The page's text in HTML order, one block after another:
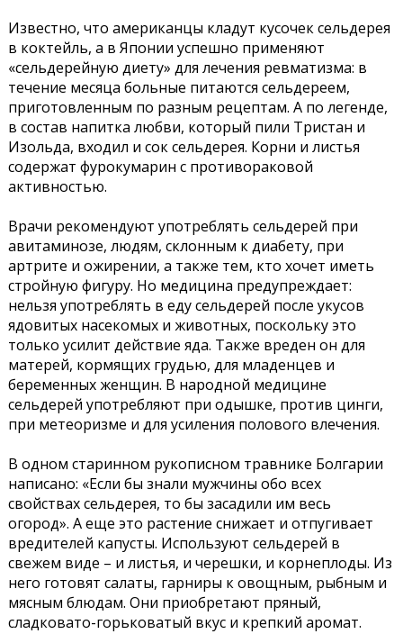
Известно, что американцы кладут кусочек сельдерея
в коктейль, а в Японии успешно применяют
«сельдерейную диету» для лечения ревматизма: в
течение месяца больные питаются сельдереем,
приготовленным по разным рецептам. А по легенде,
в состав напитка любви, который пили Тристан и
Изольда, входил и сок сельдерея. Корни и листья
содержат фурокумарин с противораковой
активностью.
Врачи рекомендуют употреблять сельдерей при
авитаминозе, людям, склонным к диабету, при
артрите и ожирении, а также тем, кто хочет иметь
стройную фигуру. Но медицина предупреждает:
нельзя употреблять в еду сельдерей после укусов
ядовитых насекомых и животных, поскольку это
только усилит действие яда. Также вреден он для
матерей, кормящих грудью, для младенцев и
беременных женщин. В народной медицине
сельдерей употребляют при одышке, против цинги,
при метеоризме и для усиления полового влечения.
В одном старинном рукописном травнике Болгарии
написано: «Если бы знали мужчины обо всех
свойствах сельдерея, то бы засадили им весь
огород». А еще это растение снижает и отпугивает
вредителей капусты. Используют сельдерей в
свежем виде – и листья, и черешки, и корнеплоды. Из
него готовят салаты, гарниры к овощным, рыбным и
мясным блюдам. Они приобретают пряный,
сладковато-горьковатый вкус и крепкий аромат.